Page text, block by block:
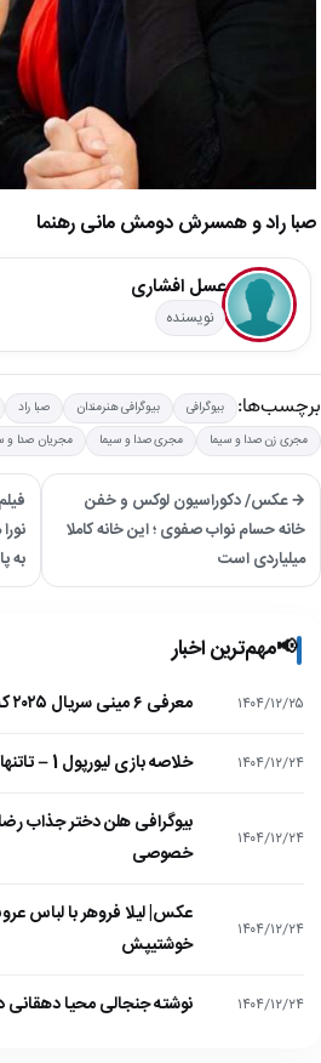
صبا راد و همسرش دومش مانی رهنما
عسل افشاری
نویسنده
برچسب‌ها: بیوگرافی بیوگرافی هنرمندان صبا راد
مجری زن صدا و سیما
مجری صدا و سیما مجریان صدا و
→ عکس/ دکوراسیون لوکس و خفن
خانه حسام نواب صفوی ؛ این خانه کاملا
میلیاردی است
به
📢مهم‌ترین اخبار
۱۴۰۴/۱۲/۲۵ معرفی ۶ مینی سریال ۲۰۲۵ که نباید از دست بدهید!
۱۴۰۴/۱۲/۲۴ خلاصه بازی لیورپول 1 – تاتنهام 1 (لیگ برتر انگلیس)
۱۴۰۴/۱۲/۲۴
بیوگرافی هلن دختر جذاب
خصوصی
۱۴۰۴/۱۲/۲۴
عکس| لیلا فروهر با لباس
خوشتیپش
۱۴۰۴/۱۲/۲۴ نوشته جنجالی محیا دهقانی